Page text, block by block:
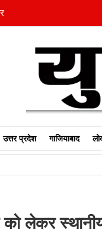
उत्तर प्रदेश गाजियाबाद
लेकर